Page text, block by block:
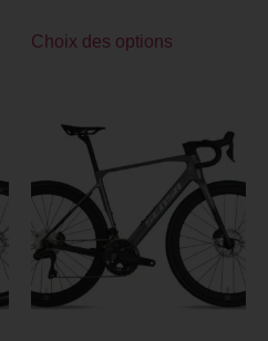
Choix des options